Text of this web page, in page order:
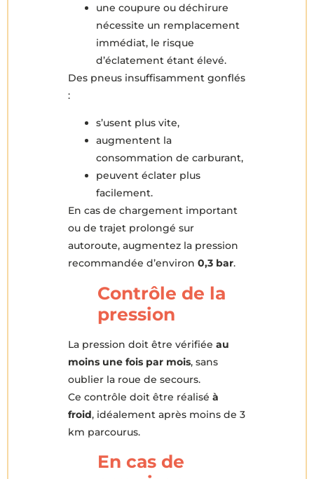
une coupure ou déchirure
nécessite un remplacement
immédiat, le risque
d’éclatement étant élevé.
Des pneus insuffisamment gonflés
:
s’usent plus vite,
augmentent la
consommation de carburant,
peuvent éclater plus
facilement.
En cas de chargement important
ou de trajet prolongé sur
autoroute, augmentez la pression
recommandée d’environ 0,3 bar.
Contrôle de la
pression
La pression doit être vérifiée au
moins une fois par mois, sans
oublier la roue de secours.
Ce contrôle doit être réalisé à
froid, idéalement après moins de 3
km parcourus.
En cas de